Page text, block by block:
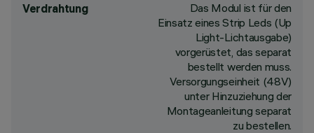
Verdrahtung
Das Modul ist für den
Einsatz eines Strip Leds (Up
Light-Lichtausgabe)
vorgerüstet, das separat
bestellt werden muss.
Versorgungseinheit (48V)
unter Hinzuziehung der
Montageanleitung separat
zu bestellen.